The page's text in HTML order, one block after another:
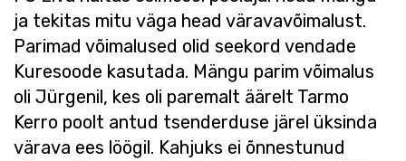
ja tekitas mitu väga head väravavõimalust.
Parimad võimalused olid seekord vendade
Kuresoode kasutada. Mängu parim võimalus
oli Jürgenil, kes oli paremalt äärelt Tarmo
Kerro poolt antud tsenderduse järel üksinda
värava ees löögil. Kahjuks ei õnnestunud